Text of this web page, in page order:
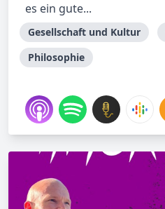
es ein gute...
Gesellschaft und Kultur
Philosophie